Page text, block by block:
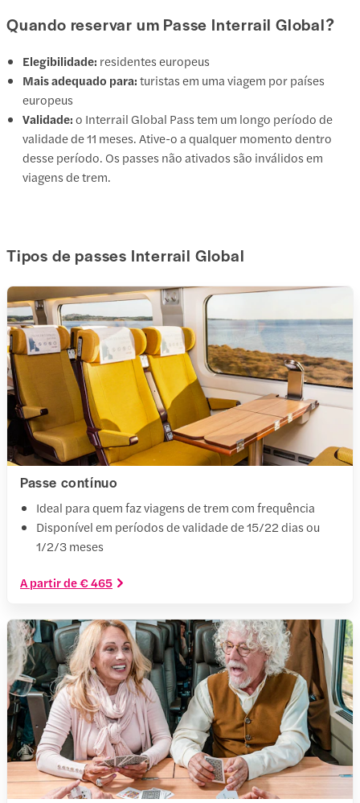
Quando reservar um Passe Interrail Global?
Elegibilidade: residentes europeus
Mais adequado para:turistas em uma viagem por países
europeus
Validade:o Interrail Global Pass tem um longo período de
validade de 11 meses. Ative-o a qualquer momento dentro
desse período. Os passes não ativados são inválidos em
viagens de trem.
Tipos de passes Interrail Global
Passe contínuo
Ideal para quem faz viagens de trem com frequência
Disponível em períodos de validade de 15/22 dias ou
1/2/3 meses
A partir de € 465